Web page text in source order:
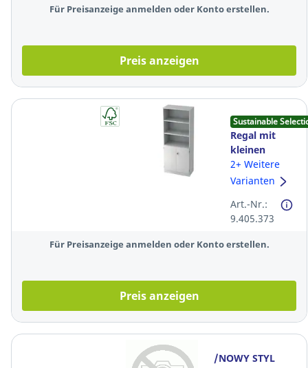
Für Preisanzeige anmelden oder Konto erstellen.
Preis anzeigen
Sustainable
Regal mit
kleinen
Türen, 2
Böden, Maße:
weiß
2+ Weitere
Varianten
Art.-Nr.:
9.405.373
Für Preisanzeige anmelden oder Konto erstellen.
Preis anzeigen
/NOWY STYL